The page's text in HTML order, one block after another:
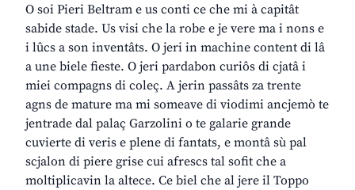
O soi Pieri Beltram e us conti ce che mi à capitât
sabide stade. Us visi che la robe e je vere ma i nons e
i lûcs a son inventâts. O jeri in machine content di lâ
a une biele fieste. O jeri pardabon curiôs di cjatâ i
miei compagns di coleç. A jerin passâts za trente
agns de mature ma mi someave di viodimi ancjemò te
jentrade dal palaç Garzolini o te galarie grande
cuvierte di veris e plene di fantats, e montâ sù pal
scjalon di piere grise cui afrescs tal sofit che a
moltiplicavin la altece. Ce biel che al jere il Toppo